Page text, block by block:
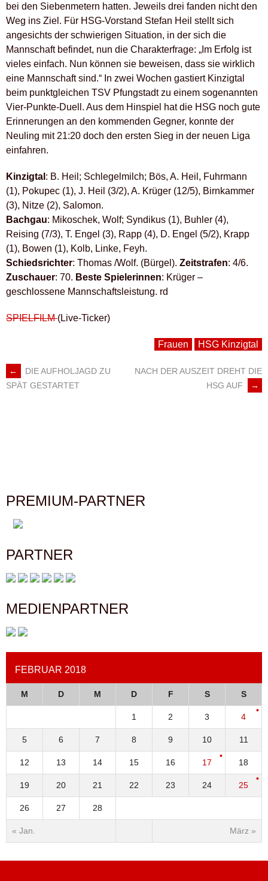
bei den Siebenmetern hatten. Jeweils drei fanden nicht den
Weg ins Ziel. Für HSG-Vorstand Stefan Heil stellt sich
angesichts der schwierigen Situation, in der sich die
Mannschaft befindet, nun die Charakterfrage: „Im Erfolg ist
vieles einfach. Nun können sie beweisen, dass sie wirklich
eine Mannschaft sind.“ In zwei Wochen gastiert Kinzigtal
beim punktgleichen TSV Pfungstadt zu einem sogenannten
Vier-Punkte-Duell. Aus dem Hinspiel hat die HSG noch gute
Erinnerungen an den kommenden Gegner, konnte der
Neuling mit 21:20 doch den ersten Sieg in der neuen Liga
einfahren.
Kinzigtal : B. Heil; Schlegelmilch; Bös, A. Heil, Fuhrmann
(1), Pokupec (1), J. Heil (3/2), A. Krüger (12/5), Birnkammer
(3), Nitze (2), Salomon.
Bachgau: Mikoschek, Wolf; Syndikus (1), Buhler (4),
Reising (7/3), T. Engel (3), Rapp (4), D. Engel (5/2), Krapp
(1), Bowen (1), Kolb, Linke, Feyh.
Schiedsrichter: Thomas /Wolf. (Bürgel). Zeitstrafen: 4/6.
Zuschauer: 70. Beste Spielerinnen: Krüger –
geschlossene Mannschaftsleistung. rd
SPIELFILM(Live-Ticker)
Frauen HSG Kinzigtal
ARTIKEL-
←
DIE AUFHOLJAGD ZU
SPÄT GESTARTET
NACH DER AUSZEIT DREHT DIE
HSG AUF
→
PREMIUM-PARTNER
PARTNER
MEDIENPARTNER
FEBRUAR 2018
M D M D F S S
« Jan. März »
1 2 3 4
5 6 7 8 9 10 11
12 13 14 15 16 17 18
19 20 21 22 23 24 25
26 27 28